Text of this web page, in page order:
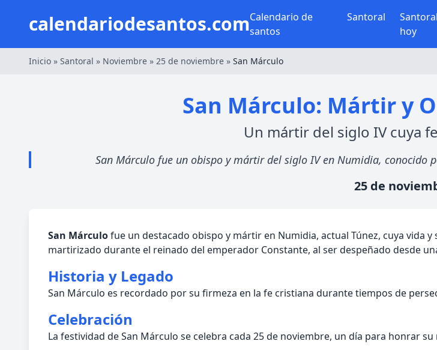
calendariodesantos.comCalendario de
santos
Santoral
hoy
Inicio » Santoral » Noviembre » 25 de noviembre » San Márculo
San Márculo: Mártir y
Un mártir del siglo IV cuya
San Márculo fue un obispo y mártir del siglo IV en Numidia, conocido
25 de
San Márculofue un destacado obispo y mártir en Numidia, actual Túnez, cuya vida
martirizado durante el reinado del emperador Constante, al ser despeñado desde
Historia y Legado
San Márculo es recordado por su firmeza en la fe cristiana durante tiempos de
Celebración
La festividad de San Márculo se celebra cada 25 de noviembre, un día para honrar